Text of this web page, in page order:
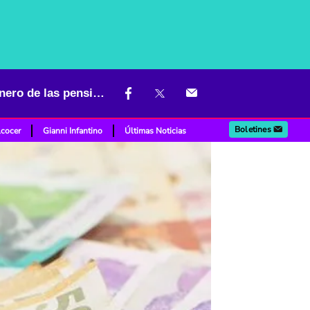
"Plata de bolsillo": lanzan advertencia por rumbo que tomaría el dinero de las pensiones
Gianni Infantino Últimas Noticias Boletines